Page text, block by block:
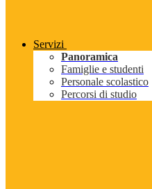
Servizi
Panoramica
Famiglie e studenti
Personale scolastico
Percorsi di studio